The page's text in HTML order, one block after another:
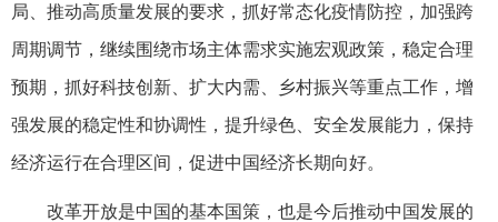
局、推动高质量发展的要求，抓好常态化疫情防控，加强跨
周期调节，继续围绕市场主体需求实施宏观政策，稳定合理
预期，抓好科技创新、扩大内需、乡村振兴等重点工作，增
强发展的稳定性和协调性，提升绿色、安全发展能力，保持
经济运行在合理区间，促进中国经济长期向好。
改革开放是中国的基本国策，也是今后推动中国发展的